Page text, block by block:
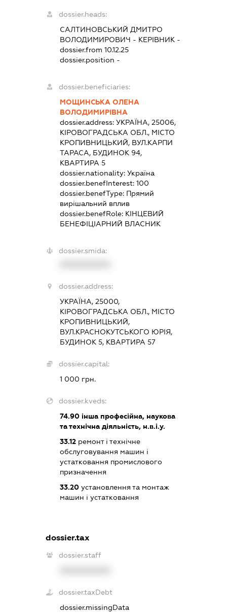
dossier.heads:
САЛТИНОВСЬКИЙ ДМИТРО
ВОЛОДИМИРОВИЧ - КЕРІВНИК-
dossier.from 10.12.25
dossier.position -
dossier.beneficiaries:
МОЩИНСЬКА ОЛЕНА
ВОЛОДИМИРІВНА
dossier.address: УКРАЇНА, 25006,
КІРОВОГРАДСЬКА ОБЛ., МІСТО
КРОПИВНИЦЬКИЙ, ВУЛ.КАРПИ
ТАРАСА, БУДИНОК 94,
КВАРТИРА 5
dossier.nationality: Україна
dossier.benefInterest: 100
dossier.benefType: Прямий
вирішальний вплив
dossier.benefRole: КІНЦЕВИЙ
БЕНЕФІЦІАРНИЙ ВЛАСНИК
dossier.smida:
dossier.address:
УКРАЇНА, 25000,
КІРОВОГРАДСЬКА ОБЛ., МІСТО
КРОПИВНИЦЬКИЙ,
ВУЛ.КРАСНОКУТСЬКОГО ЮРІЯ,
БУДИНОК 5, КВАРТИРА 57
dossier.capital:
1 000 грн.
dossier.kveds:
74.90інша професійна, наукова
та технічна діяльність, н.в.і.у.
33.12ремонт і технічне
обслуговування машин і
устатковання промислового
призначення
33.20установлення та монтаж
машин і устатковання
dossier.tax
dossier.staff
dossier.taxDebt
dossier.missingData